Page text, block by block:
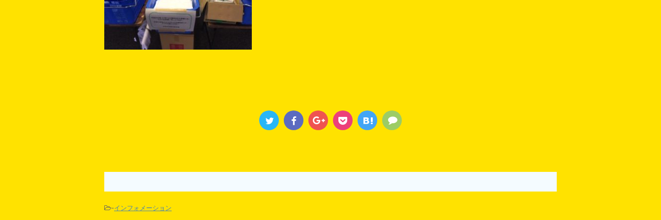
-インフォメーション